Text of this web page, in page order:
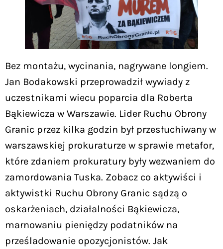
Bez montażu, wycinania, nagrywane longiem.
Jan Bodakowski przeprowadził wywiady z
uczestnikami wiecu poparcia dla Roberta
Bąkiewicza w Warszawie. Lider Ruchu Obrony
Granic przez kilka godzin był przesłuchiwany w
warszawskiej prokuraturze w sprawie metafor,
które zdaniem prokuratury były wezwaniem do
zamordowania Tuska. Zobacz co aktywiści i
aktywistki Ruchu Obrony Granic sądzą o
oskarżeniach, działalności Bąkiewicza,
marnowaniu pieniędzy podatników na
prześladowanie opozycjonistów. Jak